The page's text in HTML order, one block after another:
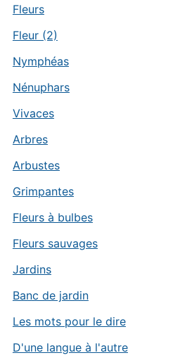
Fleurs
Fleur (2)
Nymphéas
Nénuphars
Vivaces
Arbres
Arbustes
Grimpantes
Fleurs à bulbes
Fleurs sauvages
Jardins
Banc de jardin
Les mots pour le dire
D'une langue à l'autre